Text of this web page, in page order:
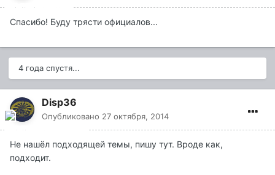
Спасибо! Буду трясти официалов...
4 года спустя...
Disp36
Опубликовано 27 октября, 2014
Не нашёл подходящей темы, пишу тут. Вроде как,
подходит.